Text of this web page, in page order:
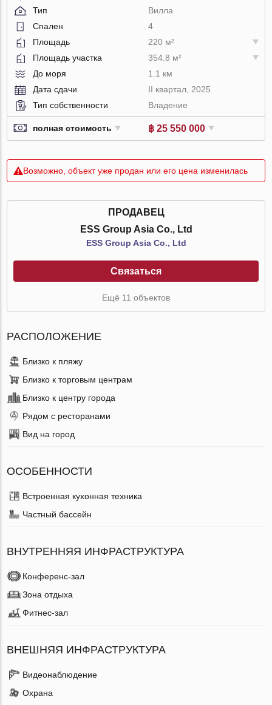
Тип
Вилла
Спален
4
Площадь
220 м²
Площадь участка
354.8 м²
До моря
1.1 км
Дата сдачи
II квартал, 2025
Тип собственности
Владение
полная стоимость ฿ 25 550 000
Возможно, объект уже продан или его цена изменилась
ПРОДАВЕЦ
ESS Group Asia Co., Ltd
ESS Group Asia Co., Ltd
Связаться
Ещё 11 объектов
РАСПОЛОЖЕНИЕ
Близко к пляжу
Близко к торговым центрам
Близко к центру города
Рядом с ресторанами
Вид на город
ОСОБЕННОСТИ
Встроенная кухонная техника
Частный бассейн
ВНУТРЕННЯЯ ИНФРАСТРУКТУРА
Конференс-зал
Зона отдыха
Фитнес-зал
ВНЕШНЯЯ ИНФРАСТРУКТУРА
Видеонаблюдение
Охрана